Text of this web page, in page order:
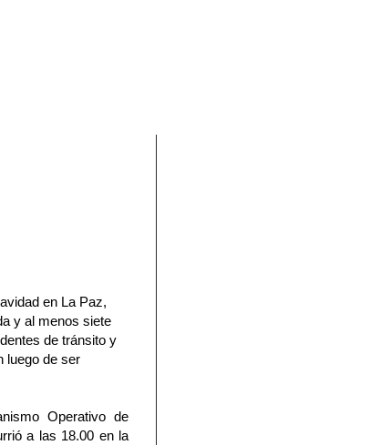
en La Paz,
y al menos siete
de tránsito y
luego de ser
Operativo de
a las 18.00 en la